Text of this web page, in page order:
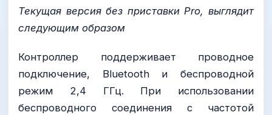
Текущая версия без приставки Pro, выглядит
следующим образом
Контроллер поддерживает проводное
подключение, Bluetooth и беспроводной
режим 2,4 ГГц. При использовании
беспроводного соединения с частотой